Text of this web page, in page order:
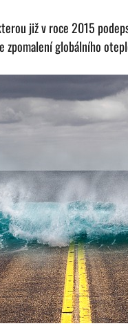
již v roce 2015
zpomalení globálního